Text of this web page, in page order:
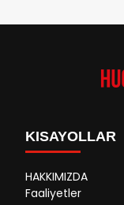
KISAYOLLAR
HAKKIMIZDA
Faaliyetler